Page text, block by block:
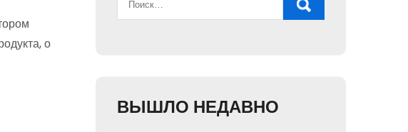
о
ВЫШЛО НЕДАВНО